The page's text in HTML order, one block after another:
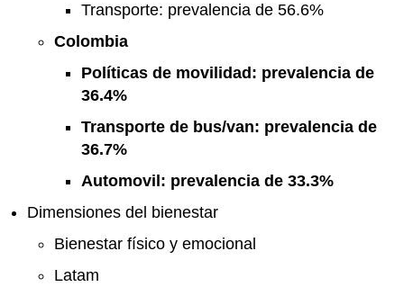
Transporte: prevalencia de 56.6%
Colombia
Políticas de movilidad: prevalencia de
36.4%
Transporte de bus/van: prevalencia de
36.7%
Automovil: prevalencia de 33.3%
Dimensiones del bienestar
Bienestar físico y emocional
Latam